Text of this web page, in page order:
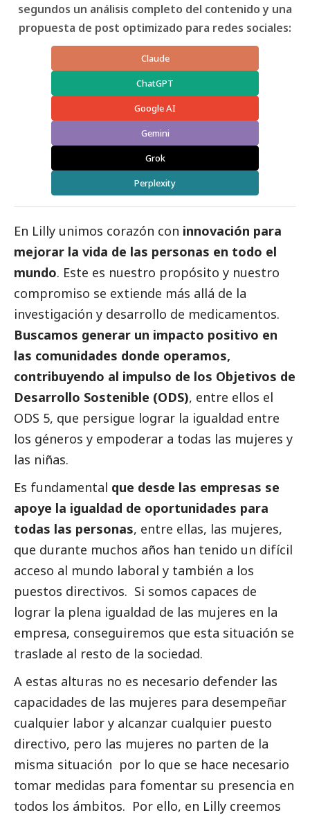
segundos un análisis completo del contenido y una
propuesta de post optimizado para redes sociales:
Claude
ChatGPT
Google AI
Gemini
Grok
Perplexity
En Lilly unimos corazón con innovación para
mejorar la vida de las personas en todo el
mundo. Este es nuestro propósito y nuestro
compromiso se extiende más allá de la
investigación y desarrollo de medicamentos.
Buscamos generar un impacto positivo en
las comunidades donde operamos,
contribuyendo al impulso de los Objetivos de
Desarrollo Sostenible (ODS), entre ellos el
ODS 5, que persigue lograr la igualdad entre
los géneros y empoderar a todas las mujeres y
las niñas.
Es fundamental que desde las empresas se
apoye la igualdad de oportunidades para
todas las personas, entre ellas, las mujeres,
que durante muchos años han tenido un difícil
acceso al mundo laboral y también a los
puestos directivos. Si somos capaces de
lograr la plena igualdad de las mujeres en la
empresa, conseguiremos que esta situación se
traslade al resto de la sociedad.
A estas alturas no es necesario defender las
capacidades de las mujeres para desempeñar
cualquier labor y alcanzar cualquier puesto
directivo, pero las mujeres no parten de la
misma situación por lo que se hace necesario
tomar medidas para fomentar su presencia en
todos los ámbitos. Por ello, en Lilly creemos